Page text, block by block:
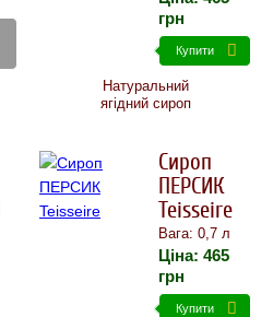
грн
Купити
Натуральний
ягідний сироп
Сироп
ПЕРСИК
Teisseire
Вага: 0,7 л
Ціна: 465
грн
Купити